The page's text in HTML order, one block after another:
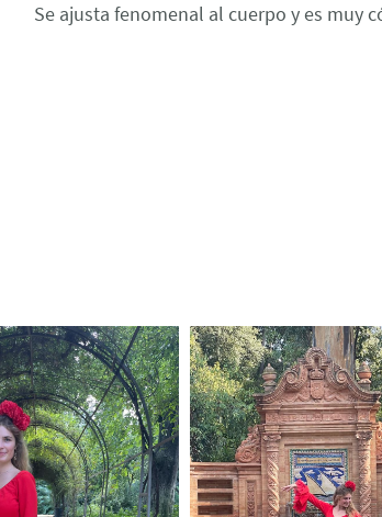
Se ajusta fenomenal al cuerpo y es muy